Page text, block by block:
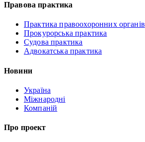
Правова практика
Практика правоохоронних органів
Прокурорська практика
Судова практика
Адвокатська практика
Новини
Україна
Міжнародні
Компаній
Про проект